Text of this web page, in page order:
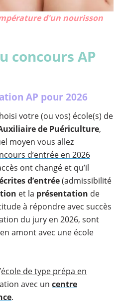
d'un nourisson
concours AP
AP pour 2026
votre (ou vos) école(s) de
de Puériculture,
moyen vous allez
d’entrée en 2026
ont changé et qu’il
d’entrée(admissibilité
et la présentation de
à répondre avec succès
du jury en 2026, sont
amont avec une école
école de type prépa en
avec un centre
.